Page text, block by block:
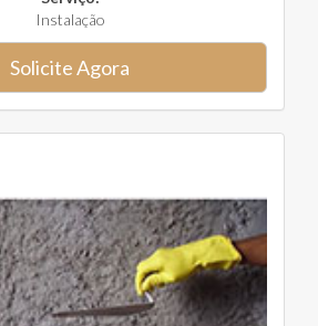
Instalação
Solicite Agora